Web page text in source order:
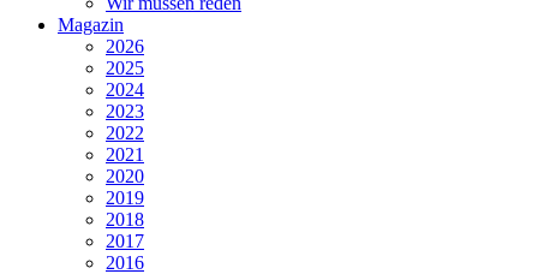
Magazin
2026
2025
2024
2023
2022
2021
2020
2019
2018
2017
2016